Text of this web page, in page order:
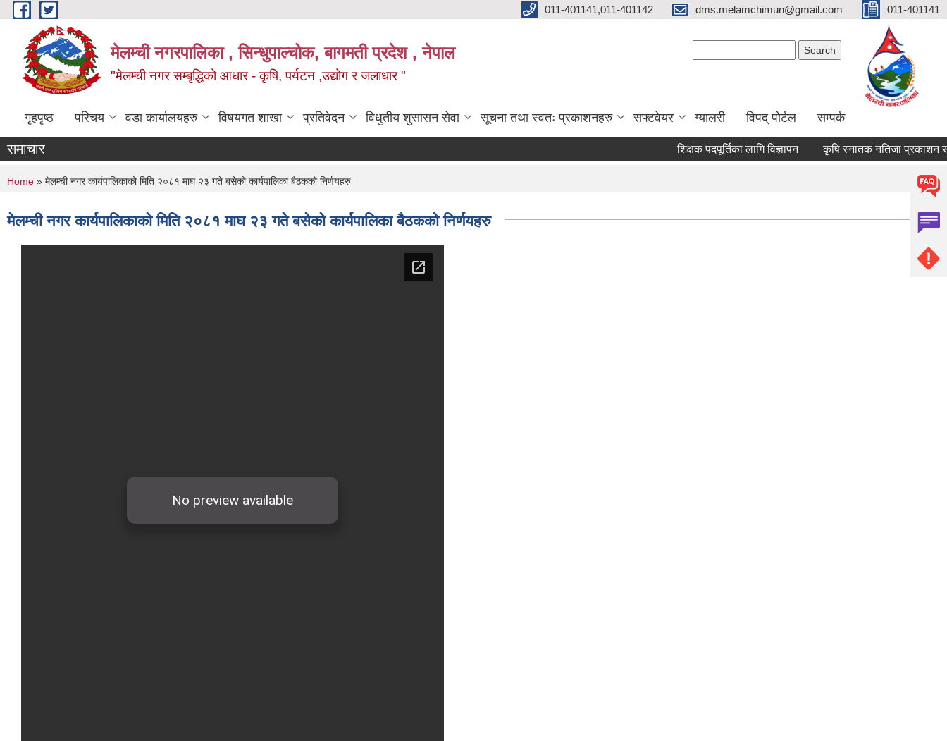
Skip to main content 011-401141,011-401142 dms.melamchimun@gmail.com 011-401141
मेलम्ची नगरपालिका , सिन्धुपाल्चोक, बागमती प्रदेश , नेपाल
"मेलम्ची नगर सम्बृद्धिको आधार - कृषि, पर्यटन ,उद्योग र जलाधार "
गृहपृष्ठ परिचय वडा कार्यालयहरु विषयगत शाखा प्रतिवेदन विधुतीय शुसासन सेवा सूचना तथा स्वतः प्रकाशनहरु सफ्टवेयर ग्यालरी विपद् पोर्टल सम्पर्क
समाचार शिक्षक पदपूर्तिका लागि विज्ञापन कृषि स्नातक नतिजा प्रकाशन
You are here
Home » मेलम्ची नगर कार्यपालिकाको मिति २०८१ माघ २३ गते बसेको कार्यपालिका बैठकको निर्णयहरु
मेलम्ची नगर कार्यपालिकाको मिति २०८१ माघ २३ गते बसेको कार्यपालिका बैठकको निर्णयहरु